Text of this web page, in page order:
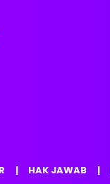
HAK JAWAB